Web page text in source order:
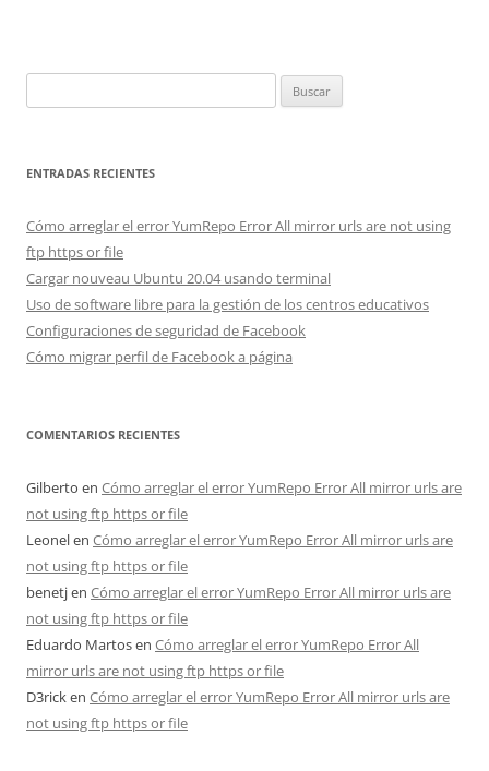
ENTRADAS RECIENTES
Cómo arreglar el error YumRepo Error All mirror urls are not using
ftp https or file
Cargar nouveau Ubuntu 20.04 usando terminal
Uso de software libre para la gestión de los centros educativos
Configuraciones de seguridad de Facebook
Cómo migrar perfil de Facebook a página
COMENTARIOS RECIENTES
Gilberto en Cómo arreglar el error YumRepo Error All mirror urls are
not using ftp https or file
Leonelen Cómo arreglar el error YumRepo Error All mirror urls are
not using ftp https or file
benetjen Cómo arreglar el error YumRepo Error All mirror urls are
not using ftp https or file
Eduardo Martosen Cómo arreglar el error YumRepo Error All
mirror urls are not using ftp https or file
D3ricken Cómo arreglar el error YumRepo Error All mirror urls are
not using ftp https or file